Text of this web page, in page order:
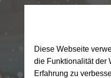
Diese Webseite
die Funktionalität der
Erfahrung zu